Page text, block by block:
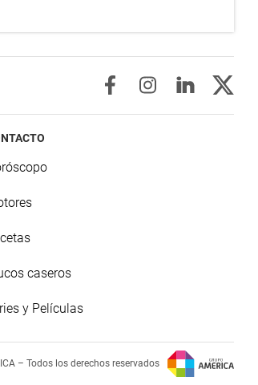
caseros
y Películas
– Todos los derechos reservados